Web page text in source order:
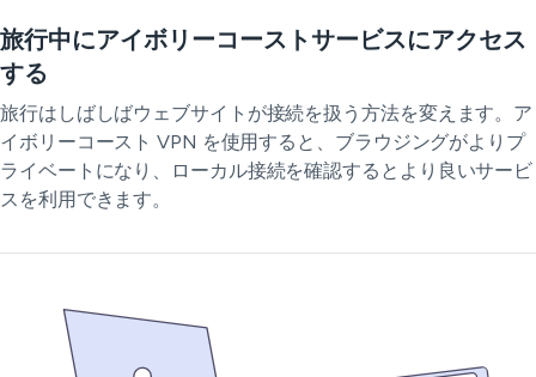
旅行中にアイボリーコーストサービスにアクセス
する
旅行はしばしばウェブサイトが接続を扱う方法を変えます。ア
イボリーコースト VPN を使用すると、ブラウジングがよりプ
ライベートになり、ローカル接続を確認するとより良いサービ
スを利用できます。